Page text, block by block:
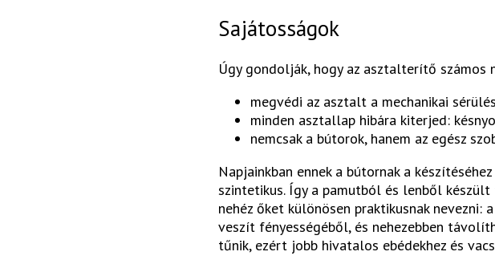
Sajátosságok
Úgy gondolják, hogy az asztalterítő
megvédi az asztalt a mechanikai
minden asztallap hibára kiterjed:
nemcsak a bútorok, hanem az egész
Napjainkban ennek a bútornak a
szintetikus. Így a pamutból és lenből készült
nehéz őket különösen praktikusnak nevezni:
veszít fényességéből, és nehezebben
tűnik, ezért jobb hivatalos ebédekhez és